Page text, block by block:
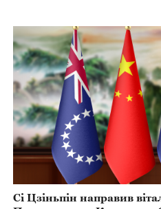
Сі Цзіньпін направив